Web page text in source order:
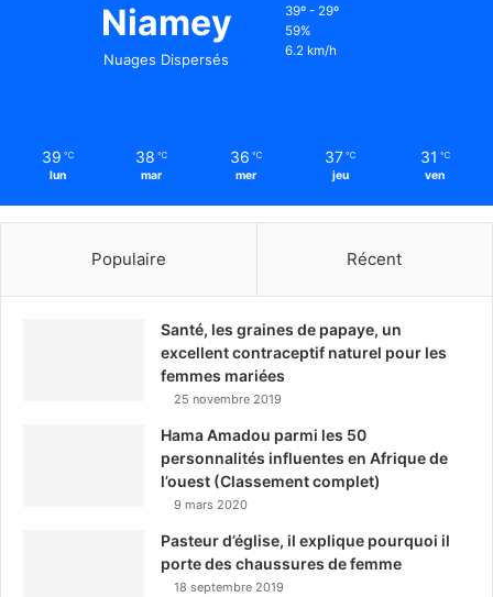
Niamey
Nuages Dispersés
39º - 29º
59%
6.2 km/h
39 ℃
lun
38 ℃
mar
36 ℃
mer
37 ℃
jeu
31 ℃
ven
Populaire Récent
Santé, les graines de papaye, un
excellent contraceptif naturel pour les
femmes mariées
25 novembre 2019
Hama Amadou parmi les 50
personnalités influentes en Afrique de
l’ouest (Classement complet)
9 mars 2020
Pasteur d’église, il explique pourquoi il
porte des chaussures de femme
18 septembre 2019